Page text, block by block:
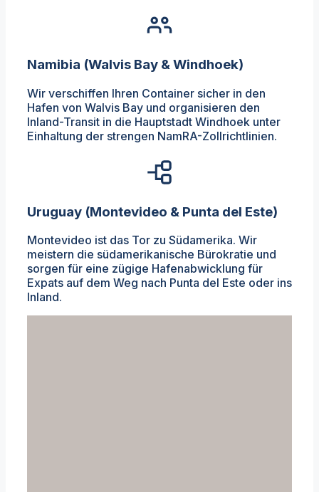
Namibia (Walvis Bay & Windhoek)
Wir verschiffen Ihren Container sicher in den
Hafen von Walvis Bay und organisieren den
Inland-Transit in die Hauptstadt Windhoek unter
Einhaltung der strengen NamRA-Zollrichtlinien.
Uruguay (Montevideo & Punta del Este)
Montevideo ist das Tor zu Südamerika. Wir
meistern die südamerikanische Bürokratie und
sorgen für eine zügige Hafenabwicklung für
Expats auf dem Weg nach Punta del Este oder ins
Inland.